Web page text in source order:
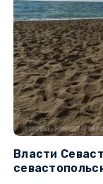
Власти